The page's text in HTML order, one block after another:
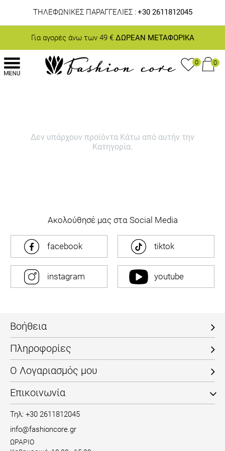
ΤΗΛΕΦΩΝΙΚΕΣ ΠΑΡΑΓΓΕΛΙΕΣ : +30 2611812045
Για αγορές άνω των 49 € ΔΩΡΕΑΝ ΜΕΤΑΦΟΡΙΚΑ
0 0
Δεν υπάρχουν προϊόντα Κάτω από αυτήν την
Κατηγορία.
Ακολούθησέ μας στα Social Media
facebook tiktok
instagram youtube
Βοήθεια
Πληροφορίες
Ο Λογαριασμός μου
Επικοινωνία
Τηλ: +30 2611812045
info@fashioncore.gr
ΩΡΑΡΙΟ